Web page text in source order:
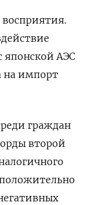
японской АЭС
на импорт
граждан
второй